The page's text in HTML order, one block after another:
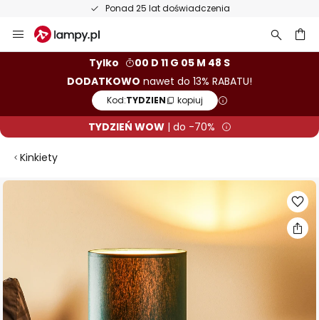
Ponad 25 lat doświadczenia
Przejdź
do
Tylko
00 D 11 G 05 M 47 S
DODATKOWO nawet do 13% RABATU!
Kod:TYDZIEN kopiuj
TYDZIEŃ WOW| do -70%
Kinkiety
Przejdź